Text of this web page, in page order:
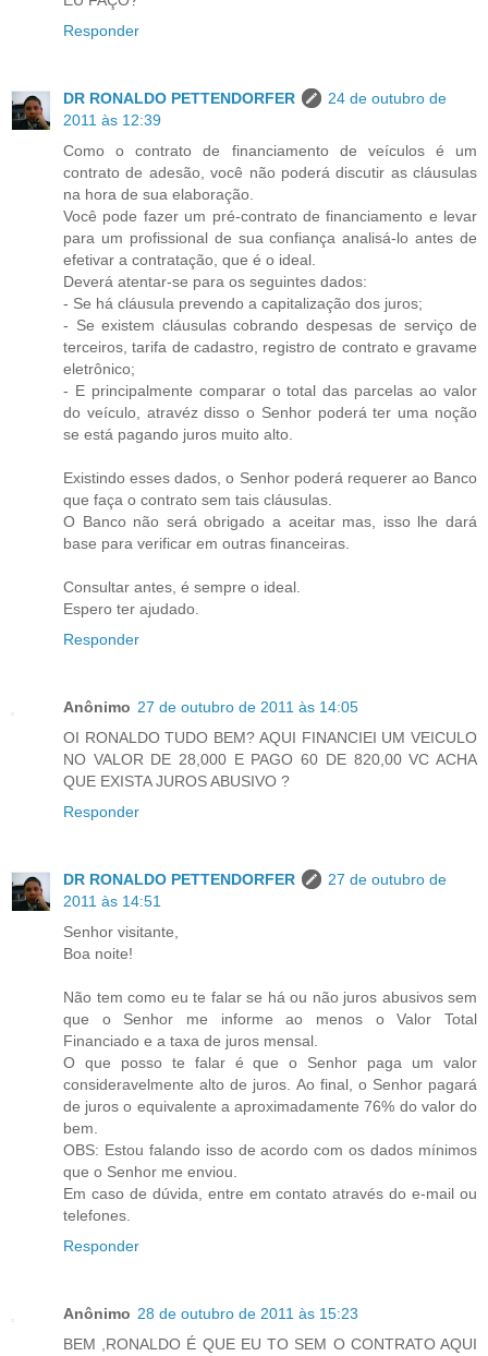
Responder
DR RONALDO PETTENDORFER
24 de outubro de
2011 às 12:39
Como o contrato de financiamento de veículos é um
contrato de adesão, você não poderá discutir as cláusulas
na hora de sua elaboração.
Você pode fazer um pré-contrato de financiamento e levar
para um profissional de sua confiança analisá-lo antes de
efetivar a contratação, que é o ideal.
Deverá atentar-se para os seguintes dados:
- Se há cláusula prevendo a capitalização dos juros;
- Se existem cláusulas cobrando despesas de serviço de
terceiros, tarifa de cadastro, registro de contrato e gravame
eletrônico;
- E principalmente comparar o total das parcelas ao valor
do veículo, atravéz disso o Senhor poderá ter uma noção
se está pagando juros muito alto.
Existindo esses dados, o Senhor poderá requerer ao Banco
que faça o contrato sem tais cláusulas.
O Banco não será obrigado a aceitar mas, isso lhe dará
base para verificar em outras financeiras.
Consultar antes, é sempre o ideal.
Espero ter ajudado.
Responder
Anônimo 27 de outubro de 2011 às 14:05
OI RONALDO TUDO BEM? AQUI FINANCIEI UM VEICULO
NO VALOR DE 28,000 E PAGO 60 DE 820,00 VC ACHA
QUE EXISTA JUROS ABUSIVO ?
Responder
DR RONALDO PETTENDORFER
27 de outubro de
2011 às 14:51
Senhor visitante,
Boa noite!
Não tem como eu te falar se há ou não juros abusivos sem
que o Senhor me informe ao menos o Valor Total
Financiado e a taxa de juros mensal.
O que posso te falar é que o Senhor paga um valor
consideravelmente alto de juros. Ao final, o Senhor pagará
de juros o equivalente a aproximadamente 76% do valor do
bem.
OBS: Estou falando isso de acordo com os dados mínimos
que o Senhor me enviou.
Em caso de dúvida, entre em contato através do e-mail ou
telefones.
Responder
Anônimo 28 de outubro de 2011 às 15:23
BEM ,RONALDO É QUE EU TO SEM O CONTRATO AQUI